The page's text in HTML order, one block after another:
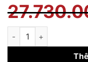
Combo tủ chậu tủ